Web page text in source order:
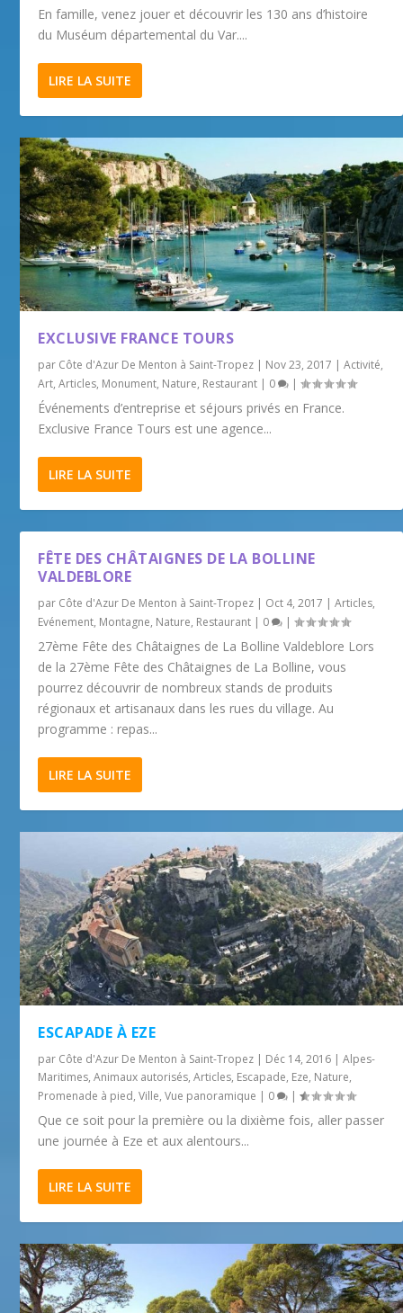
En famille, venez jouer et découvrir les 130 ans d’histoire
du Muséum départemental du Var....
LIRE LA SUITE
EXCLUSIVE FRANCE TOURS
par Côte d'Azur De Menton à Saint-Tropez | Nov 23, 2017 |Activité,
Art,Articles, Monument, Nature, Restaurant | 0 |
Événements d’entreprise et séjours privés en France.
Exclusive France Tours est une agence...
LIRE LA SUITE
FÊTE DES CHÂTAIGNES DE LA BOLLINE
VALDEBLORE
par Côte d'Azur De Menton à Saint-Tropez | Oct 4, 2017 |Articles,
Evénement, Montagne, Nature, Restaurant | 0 |
27ème Fête des Châtaignes de La Bolline Valdeblore Lors
de la 27ème Fête des Châtaignes de La Bolline, vous
pourrez découvrir de nombreux stands de produits
régionaux et artisanaux dans les rues du village. Au
programme : repas...
LIRE LA SUITE
ESCAPADE À EZE
par Côte d'Azur De Menton à Saint-Tropez | Déc 14, 2016 |Alpes-
Maritimes,Animaux autorisés,Articles, Escapade, Eze, Nature,
Promenade à pied,Ville,Vue panoramique | 0 |
Que ce soit pour la première ou la dixième fois, aller passer
une journée à Eze et aux alentours...
LIRE LA SUITE